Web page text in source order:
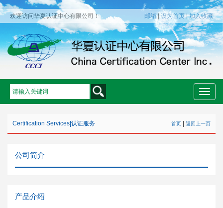
欢迎访问华夏认证中心有限公司！ 邮箱 |设为首页 |加入收藏
Toggle
Certification Services 认证服务 首页 返回上一页
公司简介
产品介绍